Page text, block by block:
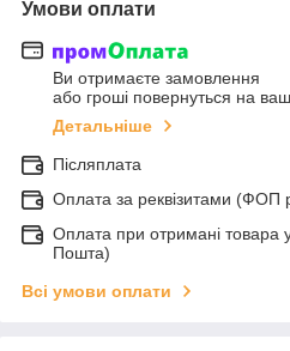
Умови оплати
Ви отримаєте замовлення
або гроші повернуться на
Детальніше
Післяплата
Оплата за реквізитами (ФОП
Оплата при отримані товара
Пошта)
Всі умови оплати